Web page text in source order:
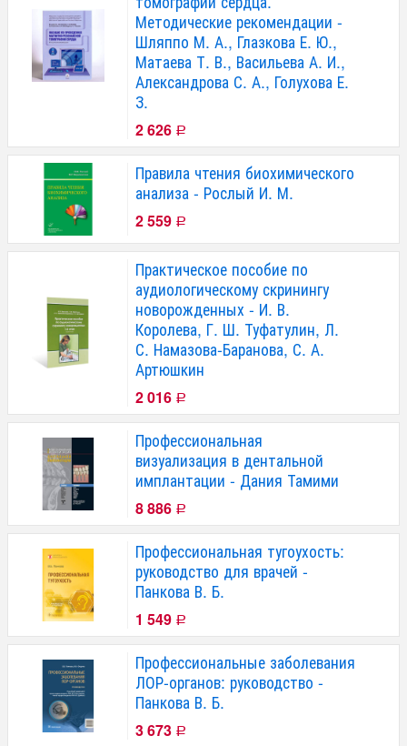
Методические рекомендации -
Шляппо М. А., Глазкова Е. Ю.,
Матаева Т. В., Васильева А. И.,
Александрова С. А., Голухова Е.
З.
2 626 Р
Правила чтения биохимического
анализа - Рослый И. М.
2 559 Р
Практическое пособие по
аудиологическому скринингу
новорожденных - И. В.
Королева, Г. Ш. Туфатулин, Л.
С. Намазова-Баранова, С. А.
Артюшкин
2 016 Р
Профессиональная
визуализация в дентальной
имплантации - Дания Тамими
8 886 Р
Профессиональная тугоухость:
руководство для врачей -
Панкова В. Б.
1 549 Р
Профессиональные заболевания
ЛОР-органов: руководство -
Панкова В. Б.
3 673 Р